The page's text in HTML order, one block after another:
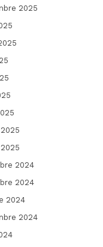
2025
2024
2024
2024
2024